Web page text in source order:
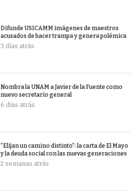
Difunde USICAMM imágenes de maestros
acusados de hacer trampa y genera polémica
3 días atrás
Nombra la UNAM a Javier de la Fuente como
nuevo secretario general
6 días atrás
“Elijan un camino distinto”: la carta de El Mayo
y la deuda social con las nuevas generaciones
2 semanas atrás